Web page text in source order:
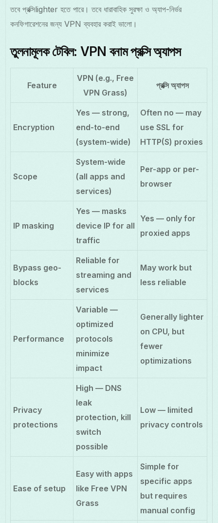
তবে প্রক্সিlighter হতে পারে। তবে ধারাবাহিক সুরক্ষা ও অ্যাপ-নির্ভর
কনফিগারেশনের জন্য VPN ব্যবহার করাই ভালো।
তুলনামূলক টেবিল: VPN বনাম প্রক্সি অ্যাপস
Feature
VPN (e.g., Free
VPN Grass)
প্রক্সি অ্যাপস
Encryption
Yes — strong,
end-to-end
(system-wide)
Often no — may
use SSL for
HTTP(S) proxies
Scope
System-wide
(all apps and
services)
Per-app or per-
browser
IP masking
Yes — masks
device IP for all
traffic
Yes — only for
proxied apps
Bypass geo-
blocks
Reliable for
streaming and
services
May work but
less reliable
Performance
Variable —
optimized
protocols
minimize
impact
Generally lighter
on CPU, but
fewer
optimizations
Privacy
protections
High — DNS
leak
protection, kill
switch
possible
Low — limited
privacy controls
Ease of setup
Easy with apps
like Free VPN
Grass
Simple for
specific apps
but requires
manual config